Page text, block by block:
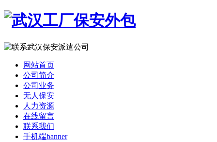
网站首页
公司简介
公司业务
无人保安
人力资源
在线留言
联系我们
手机端banner